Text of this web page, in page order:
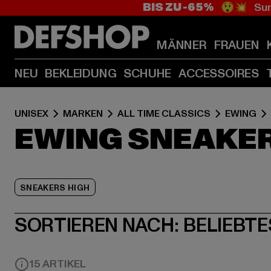
BIS ZU -65% 😲💥
MÄNNER FRAUEN
NEU BEKLEIDUNG SCHUHE ACCESSOIRES
UNISEX MARKEN ALL TIME CLASSICS EWING
EWING
SNEAKERS HIGH
SORTIEREN NACH:
15 ARTIKEL